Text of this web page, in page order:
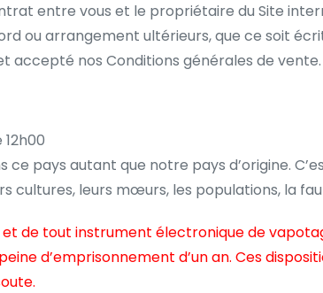
entre vous et le propriétaire du Site
ou arrangement ultérieurs, que ce soit
accepté nos Conditions générales de vente.
ce pays autant que notre pays d’origine.
cultures, leurs mœurs, les populations, la
de tout instrument électronique de
d’emprisonnement d’un an. Ces